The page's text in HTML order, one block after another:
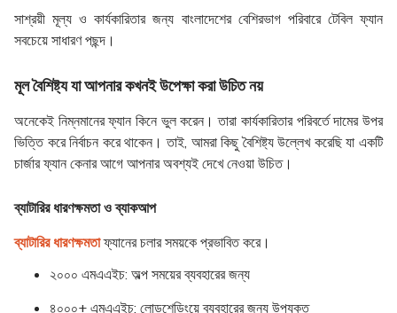
সাশ্রয়ী মূল্য ও কার্যকারিতার জন্য বাংলাদেশের বেশিরভাগ পরিবারে টেবিল ফ্যান
সবচেয়ে সাধারণ পছন্দ।
মূল বৈশিষ্ট্য যা আপনার কখনই উপেক্ষা করা উচিত নয়
অনেকেই নিম্নমানের ফ্যান কিনে ভুল করেন। তারা কার্যকারিতার পরিবর্তে দামের উপর
ভিত্তি করে নির্বাচন করে থাকেন। তাই, আমরা কিছু বৈশিষ্ট্য উল্লেখ করেছি যা একটি
চার্জার ফ্যান কেনার আগে আপনার অবশ্যই দেখে নেওয়া উচিত।
ব্যাটারির ধারণক্ষমতা ও ব্যাকআপ
ব্যাটারির ধারণক্ষমতাফ্যানের চলার সময়কে প্রভাবিত করে।
২০০০ এমএএইচ: অল্প সময়ের ব্যবহারের জন্য
৪০০০+ এমএএইচ: লোডশেডিংয়ে ব্যবহারের জন্য উপযুক্ত